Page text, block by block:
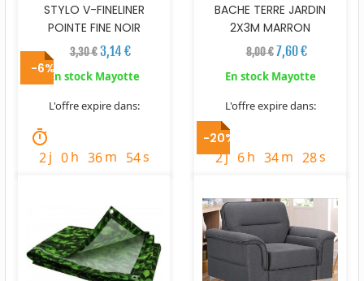
STYLO V-FINELINER
POINTE FINE NOIR
3,30 € 3,14 €
En stock Mayotte
L'offre expire dans:
timer
2j 0h 36m 53s
BACHE TERRE JARDIN
2X3M MARRON
8,00 € 7,60 €
En stock Mayotte
L'offre expire dans:
timer
2j 6h 34m 27s
-6%
-20%